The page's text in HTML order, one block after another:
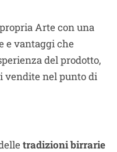
Arte con una
e vantaggi che
del prodotto,
vendite nel punto di
tradizioni birrarie